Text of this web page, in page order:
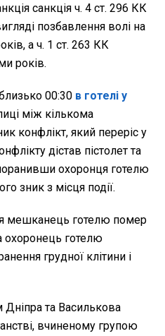
санкція ч. 4 ст. 296 КК
позбавлення волі на
а ч. 1 ст. 263 КК
років.
00:30 в готелі у
між кількома
конфлікт, який переріс у
дістав пістолет та
охоронця готелю
зник з місця події.
мешканець готелю помер
охоронець готелю
грудної клітини і
та Василькова
вчиненому групою